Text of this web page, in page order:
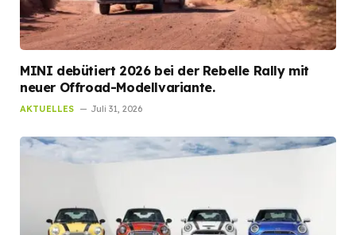
MINI debütiert 2026 bei der Rebelle Rally mit
neuer Offroad-Modellvariante.
AKTUELLES Juli 31, 2026